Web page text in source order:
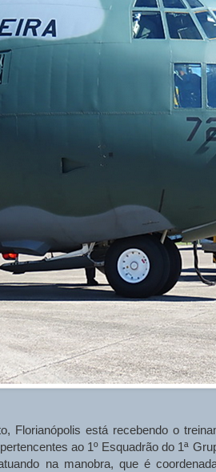
Florianópolis está recebendo o
ao 1º Esquadrão do 1ª
na manobra, que é